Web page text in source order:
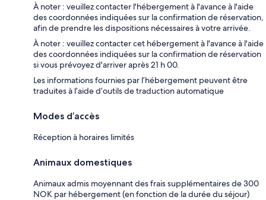
À noter : veuillez contacter l'hébergement à l'avance à l'aide
des coordonnées indiquées sur la confirmation de réservation,
afin de prendre les dispositions nécessaires à votre arrivée.
À noter : veuillez contacter cet hébergement à l'avance à l'aide
des coordonnées indiquées sur la confirmation de réservation
si vous prévoyez d'arriver après 21 h 00.
Les informations fournies par l’hébergement peuvent être
traduites à l’aide d’outils de traduction automatique
Modes d’accès
Réception à horaires limités
Animaux domestiques
Animaux admis moyennant des frais supplémentaires de 300
NOK par hébergement (en fonction de la durée du séjour)